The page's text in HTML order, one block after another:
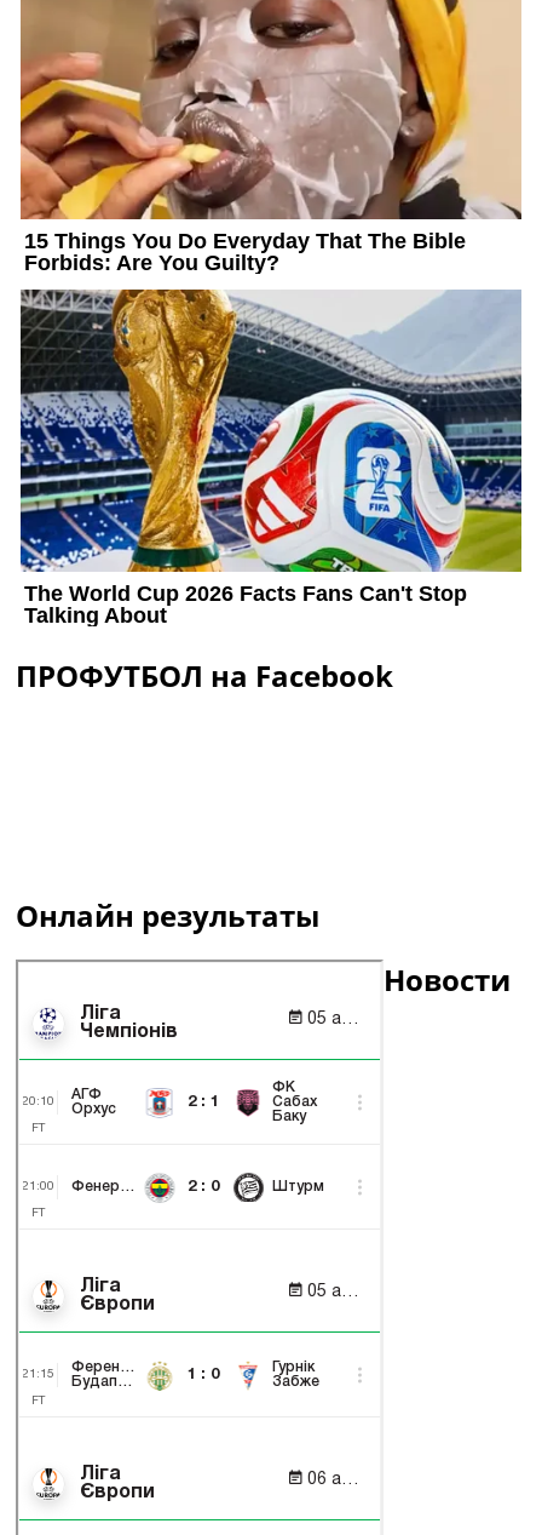
ПРОФУТБОЛ на Facebook
Онлайн результаты
Новости